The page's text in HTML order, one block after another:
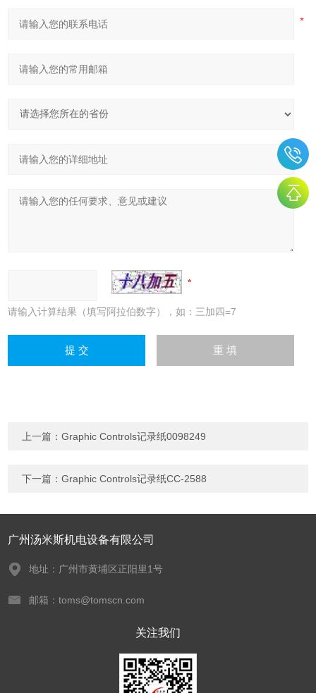
请输入计算结果（填写阿拉伯数字），如：三加四=7
上一篇：Graphic Controls记录纸0098249
下一篇：Graphic Controls记录纸CC-2588
广州汤米斯机电设备有限公司
地址：广州市黄埔区正阳里1号
邮箱：toms@tomscn.com
关注我们